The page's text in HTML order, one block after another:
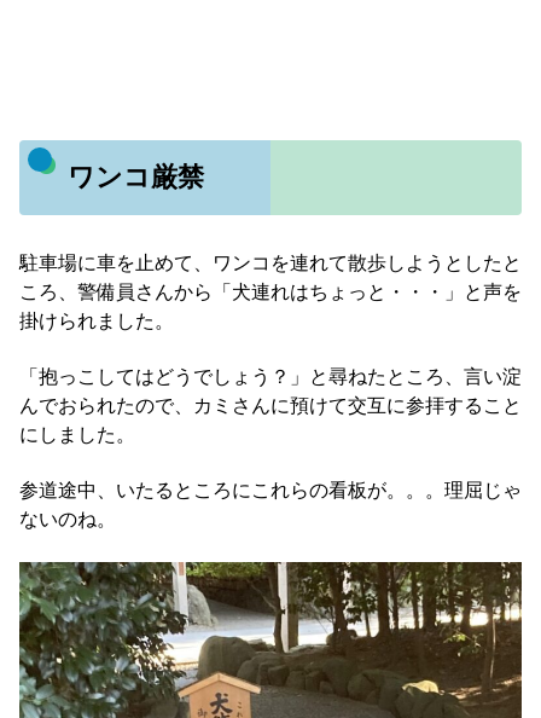
ワンコ厳禁
駐車場に車を止めて、ワンコを連れて散歩しようとしたと
ころ、警備員さんから「犬連れはちょっと・・・」と声を
掛けられました。
「抱っこしてはどうでしょう？」と尋ねたところ、言い淀
んでおられたので、カミさんに預けて交互に参拝すること
にしました。
参道途中、いたるところにこれらの看板が。。。理屈じゃ
ないのね。